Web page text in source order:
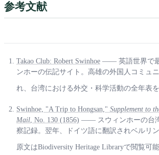
参考文献
Takao Club: Robert Swinhoe —— 英語世界で
ンホーの伝記サイト。高雄の外国人コミュ
れ、台湾における外交・科学活動の全年表を
Swinhoe, "A Trip to Hongsan," Supplement to
Mail , No. 130 (1856) —— スウィンホーの台
察記録。翌年、ドイツ語に翻訳されベルリ
原文はBiodiversity Heritage Libraryで閲覧可能